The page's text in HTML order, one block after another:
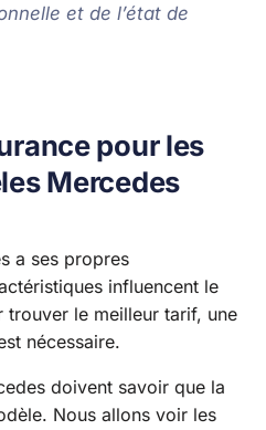
et de l’état de
pour les
Mercedes
a ses propres
influencent le
trouver le meilleur tarif, une
nécessaire.
doivent savoir que la
Nous allons voir les